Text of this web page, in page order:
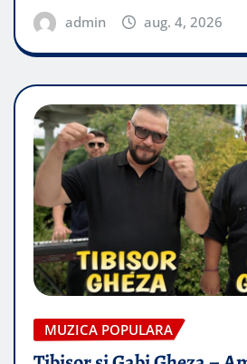
admin aug. 4, 2026
MUZICA POPULARA